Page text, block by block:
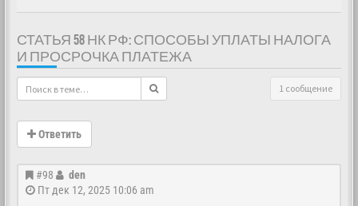
СТАТЬЯ 58 НК РФ: СПОСОБЫ УПЛАТЫ НАЛОГА
И ПРОСРОЧКА ПЛАТЕЖА
1 сообщение
Ответить
#98
den
Пт дек 12, 2025 10:06 am